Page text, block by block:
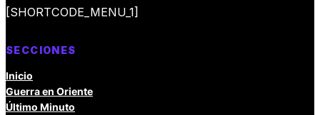
[SHORTCODE_MENU_1]
SECCIONES
Inicio
Guerra en Oriente
Último Minuto